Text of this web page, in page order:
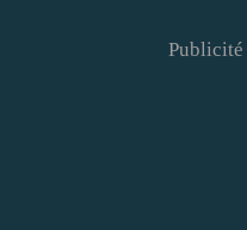
Publicité